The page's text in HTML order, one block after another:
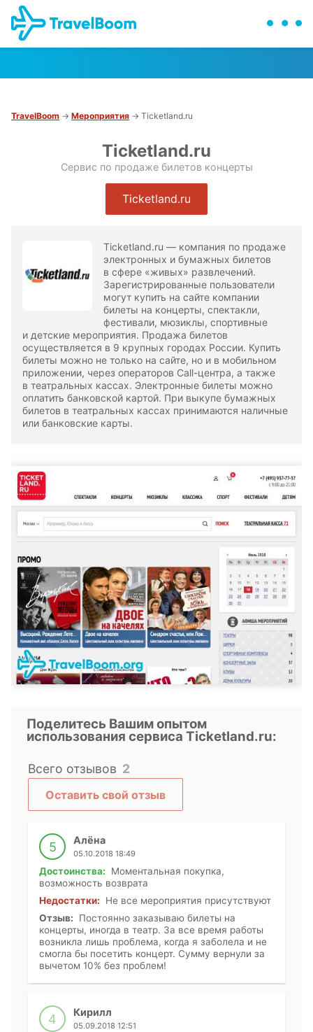
TravelBoom → Мероприятия → Ticketland.ru
Ticketland.ru
Сервис по продаже билетов концерты
Ticketland.ru
Ticketland.ru — компания по продаже
электронных и бумажных билетов
в сфере «живых» развлечений.
Зарегистрированные пользователи
могут купить на сайте компании
билеты на концерты, спектакли,
фестивали, мюзиклы, спортивные
и детские мероприятия. Продажа билетов
осуществляется в 9 крупных городах России. Купить
билеты можно не только на сайте, но и в мобильном
приложении, через операторов Call-центра, а также
в театральных кассах. Электронные билеты можно
оплатить банковской картой. При выкупе бумажных
билетов в театральных кассах принимаются наличные
или банковские карты.
Поделитесь Вашим опытом
использования сервиса Ticketland.ru:
Всего отзывов 2
Оставить свой отзыв
5 Алёна
05.10.2018 18:49
Достоинства:
Моментальная покупка,
возможность возврата
Недостатки:
Не все мероприятия присутствуют
Отзыв:
Постоянно заказываю билеты на
концерты, иногда в театр. За все время работы
возникла лишь проблема, когда я заболела и не
смогла бы посетить концерт. Сумму вернули за
вычетом 10% без проблем!
4 Кирилл
05.09.2018 12:51